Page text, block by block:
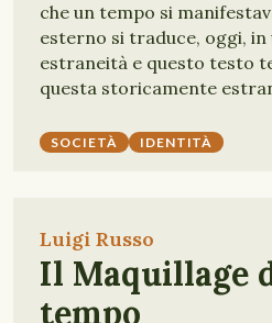
che un tempo si
esterno si traduce, oggi,
estraneità e questo testo
questa storicamente
SOCIETÀ IDENTITÀ
Luigi Russo
Il Maquillage
tempo